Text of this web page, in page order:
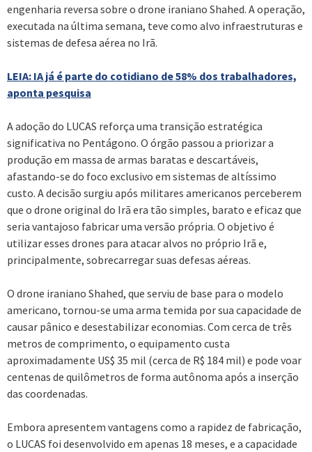
engenharia reversa sobre o drone iraniano Shahed. A operação,
executada na última semana, teve como alvo infraestruturas e
sistemas de defesa aérea no Irã.
LEIA: IA já é parte do cotidiano de 58% dos trabalhadores,
aponta pesquisa
A adoção do LUCAS reforça uma transição estratégica
significativa no Pentágono. O órgão passou a priorizar a
produção em massa de armas baratas e descartáveis,
afastando-se do foco exclusivo em sistemas de altíssimo
custo. A decisão surgiu após militares americanos perceberem
que o drone original do Irã era tão simples, barato e eficaz que
seria vantajoso fabricar uma versão própria. O objetivo é
utilizar esses drones para atacar alvos no próprio Irã e,
principalmente, sobrecarregar suas defesas aéreas.
O drone iraniano Shahed, que serviu de base para o modelo
americano, tornou-se uma arma temida por sua capacidade de
causar pânico e desestabilizar economias. Com cerca de três
metros de comprimento, o equipamento custa
aproximadamente US$ 35 mil (cerca de R$ 184 mil) e pode voar
centenas de quilômetros de forma autônoma após a inserção
das coordenadas.
Embora apresentem vantagens como a rapidez de fabricação,
o LUCAS foi desenvolvido em apenas 18 meses, e a capacidade